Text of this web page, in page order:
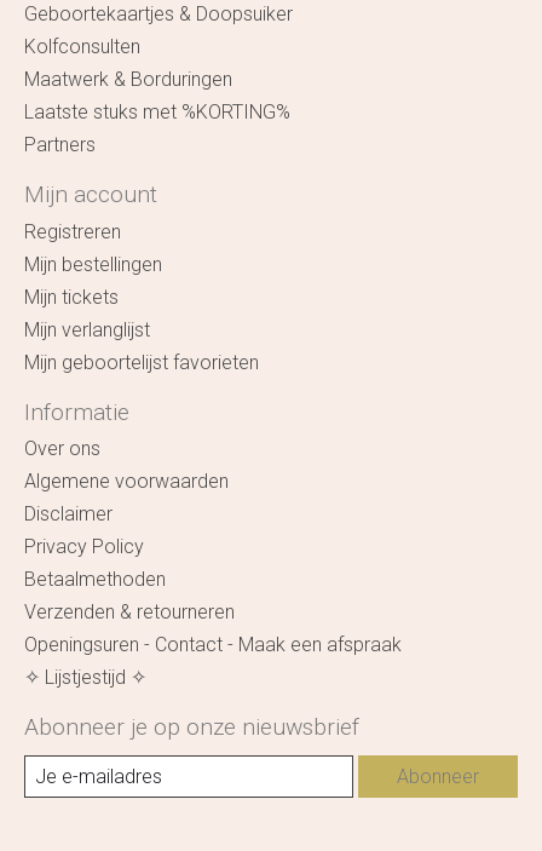
Geboortekaartjes & Doopsuiker
Kolfconsulten
Maatwerk & Borduringen
Laatste stuks met %KORTING%
Partners
Mijn account
Registreren
Mijn bestellingen
Mijn tickets
Mijn verlanglijst
Mijn geboortelijst favorieten
Informatie
Over ons
Algemene voorwaarden
Disclaimer
Privacy Policy
Betaalmethoden
Verzenden & retourneren
Openingsuren - Contact - Maak een afspraak
✧ Lijstjestijd ✧
Abonneer je op onze nieuwsbrief
Abonneer